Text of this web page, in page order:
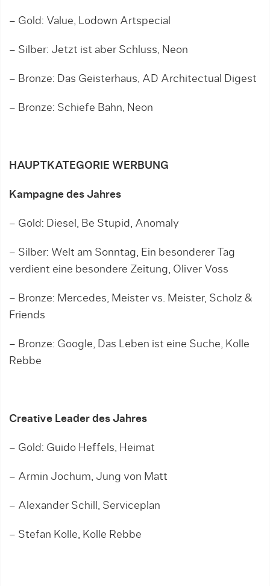
– Gold: Value, Lodown Artspecial
– Silber: Jetzt ist aber Schluss, Neon
– Bronze: Das Geisterhaus, AD Architectual Digest
– Bronze: Schiefe Bahn, Neon
HAUPTKATEGORIE WERBUNG
Kampagne des Jahres
– Gold: Diesel, Be Stupid, Anomaly
– Silber: Welt am Sonntag, Ein besonderer Tag
verdient eine besondere Zeitung, Oliver Voss
– Bronze: Mercedes, Meister vs. Meister, Scholz &
Friends
– Bronze: Google, Das Leben ist eine Suche, Kolle
Rebbe
Creative Leader des Jahres
– Gold: Guido Heffels, Heimat
– Armin Jochum, Jung von Matt
– Alexander Schill, Serviceplan
– Stefan Kolle, Kolle Rebbe